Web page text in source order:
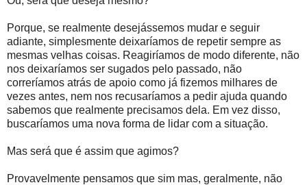
Porque, se realmente desejássemos mudar e seguir
adiante, simplesmente deixaríamos de repetir sempre as
mesmas velhas coisas. Reagiríamos de modo diferente, não
nos deixaríamos ser sugados pelo passado, não
correríamos atrás de apoio como já fizemos milhares de
vezes antes, nem nos recusaríamos a pedir ajuda quando
sabemos que realmente precisamos dela. Em vez disso,
buscaríamos uma nova forma de lidar com a situação.
Mas será que é assim que agimos?
Provavelmente pensamos que sim mas, geralmente, não